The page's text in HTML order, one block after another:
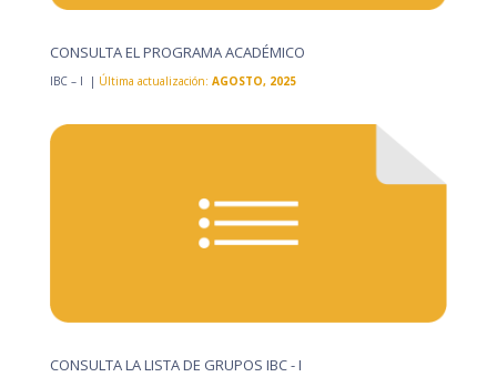
CONSULTA EL PROGRAMA ACADÉMICO
IBC – I | Última actualización: AGOSTO, 2025
CONSULTA LA LISTA DE GRUPOS IBC - I